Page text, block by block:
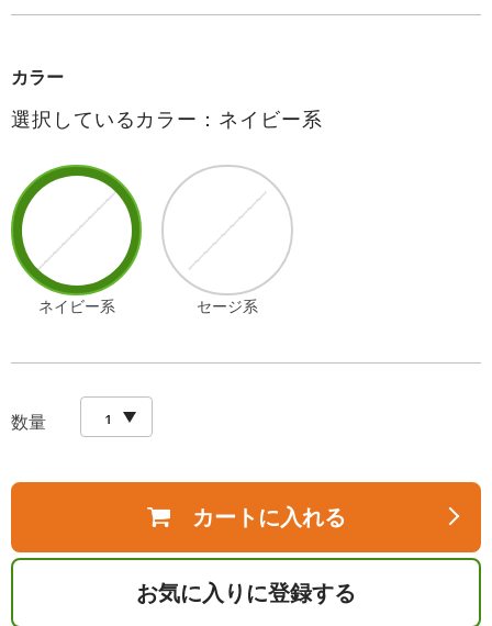
カラー
選択しているカラー：ネイビー系
ネイビー系 セージ系
数量
カートに入れる
お気に入りに登録する